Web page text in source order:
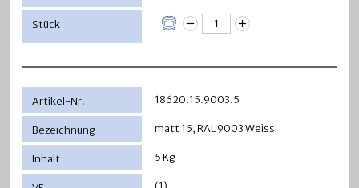
18620.15.9003.5
matt 15, RAL 9003 Weiss
5 Kg